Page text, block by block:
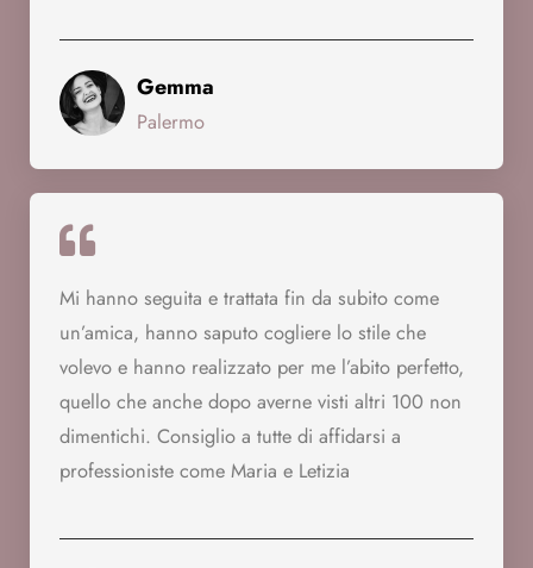
Gemma
Palermo
Mi hanno seguita e trattata fin da subito come
un’amica, hanno saputo cogliere lo stile che
volevo e hanno realizzato per me l’abito perfetto,
quello che anche dopo averne visti altri 100 non
dimentichi. Consiglio a tutte di affidarsi a
professioniste come Maria e Letizia